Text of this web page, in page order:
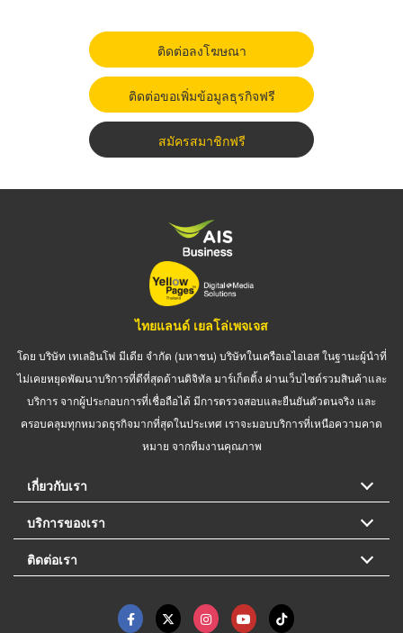
ติดต่อลงโฆษณา
ติดต่อขอเพิ่มข้อมูลธุรกิจฟรี
สมัครสมาชิกฟรี
ไทยแลนด์ เยลโล่เพจเจส
โดย บริษัท เทเลอินโฟ มีเดีย จำกัด (มหาชน) บริษัทในเครือเอไอเอส ในฐานะผู้นำที่
ไม่เคยหยุดพัฒนาบริการที่ดีที่สุดด้านดิจิทัล มาร์เก็ตติ้ง ผ่านเว็บไซต์รวมสินค้าและ
บริการ จากผู้ประกอบการที่เชื่อถือได้ มีการตรวจสอบและยืนยันตัวตนจริง และ
ครอบคลุมทุกหมวดธุรกิจมากที่สุดในประเทศ เราจะมอบบริการที่เหนือความคาด
หมาย จากทีมงานคุณภาพ
เกี่ยวกับเรา
บริการของเรา
ติดต่อเรา